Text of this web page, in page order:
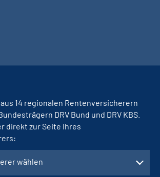
14 regionalen Rentenversicherern
DRV Bund und DRV KBS.
direkt zur Seite Ihres
wählen